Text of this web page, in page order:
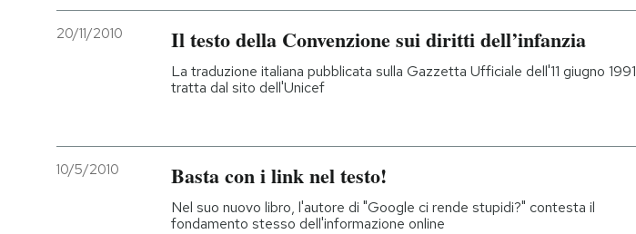
20/11/2010 Il testo della Convenzione sui diritti dell’infanzia
La traduzione italiana pubblicata sulla Gazzetta Ufficiale dell'11 giugno 1991
tratta dal sito dell'Unicef
10/5/2010 Basta con i link nel testo!
Nel suo nuovo libro, l'autore di "Google ci rende stupidi?" contesta il
fondamento stesso dell'informazione online